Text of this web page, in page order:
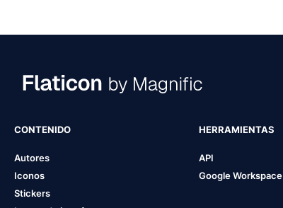
CONTENIDO
Autores
Iconos
Stickers
HERRAMIENTAS
API
Google Workspace